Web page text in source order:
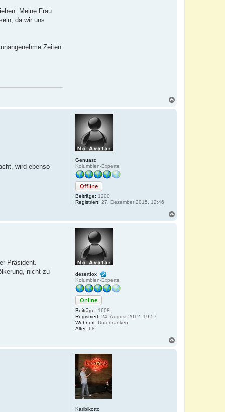
Meine Frau
da wir uns
Zeiten
Genuasd
Kolumbien-Experte
Offline
Beiträge: 1200
Registriert: 27. Dezember 2015, 12:46
wird ebenso
desertfox
Kolumbien-Experte
Online
Beiträge: 1608
Registriert: 24. August 2012, 19:57
Wohnort: Unterfranken
Alter: 68
Präsident.
nicht zu
Karibikotto